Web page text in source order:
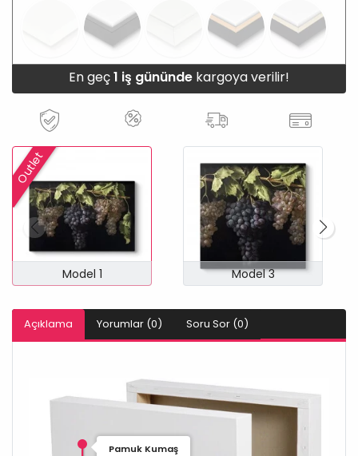
En geç1 iş gününde kargoya verilir!
Model 1
Outlet
Model 3
Açıklama Yorumlar (0) Soru Sor (0)
Pamuk Kumaş